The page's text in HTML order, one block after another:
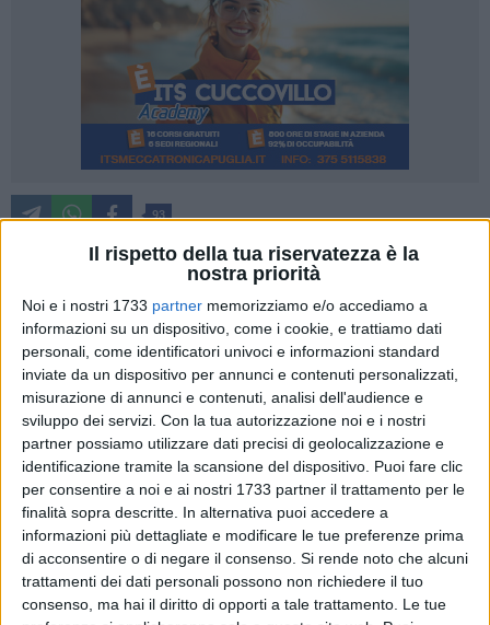
Il rispetto della tua riservatezza è la
nostra priorità
Noi e i nostri 1733 partner memorizziamo e/o accediamo a
informazioni su un dispositivo, come i cookie, e trattiamo dati
personali, come identificatori univoci e informazioni standard
inviate da un dispositivo per annunci e contenuti personalizzati,
misurazione di annunci e contenuti, analisi dell'audience e
sviluppo dei servizi. Con la tua autorizzazione noi e i nostri
partner possiamo utilizzare dati precisi di geolocalizzazione e
identificazione tramite la scansione del dispositivo. Puoi fare clic
per consentire a noi e ai nostri 1733 partner il trattamento per le
finalità sopra descritte. In alternativa puoi accedere a
informazioni più dettagliate e modificare le tue preferenze prima
di acconsentire o di negare il consenso. Si rende noto che alcuni
trattamenti dei dati personali possono non richiedere il tuo
consenso, ma hai il diritto di opporti a tale trattamento. Le tue
93
Tra febbraio e aprile si svolgeranno nel Parco della Murgia
materana le riprese di Mel Gibson per il film "The
Resurrection of the Christ", progetto cinematografico che
segna il ritorno del regista a Matera, scelta come set per "The
Passion of Christ" (riprese nel 2003 e uscita nelle sale l'anno
dopo). La nuova storia è il
sequel del film della Passione.
Durante il periodo di lavorazione, tra produzione e staff
tecnico-artistico, saranno presenti in città circa 500 persone,
con un impatto significativo anche in termini economici e
occupazionali per il territorio. Gli aspetti organizzativi,
logistici e autorizzativi legati alla produzione sono stati
approfonditi in una conferenza di servizi che si è svolta
questa mattina al Comune in cui dalla produzione è emerso